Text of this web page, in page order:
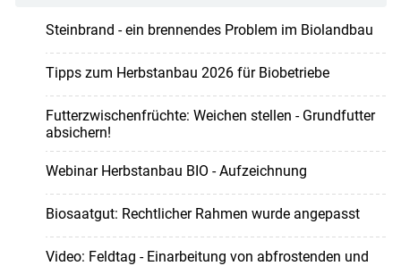
Steinbrand - ein brennendes Problem im Biolandbau
Tipps zum Herbstanbau 2026 für Biobetriebe
Futterzwischenfrüchte: Weichen stellen - Grundfutter
absichern!
Webinar Herbstanbau BIO - Aufzeichnung
Biosaatgut: Rechtlicher Rahmen wurde angepasst
Video: Feldtag - Einarbeitung von abfrostenden und